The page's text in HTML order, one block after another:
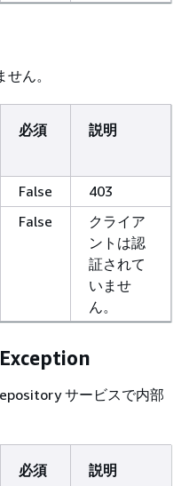
ん。
必須 説明
False 403
False
クライア
ントは認
証されて
いませ
ん。
サービスで内部
必須 説明